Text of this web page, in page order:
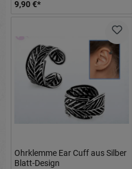
9,90 €*
Ohrklemme Ear Cuff aus Silber
Blatt-Design